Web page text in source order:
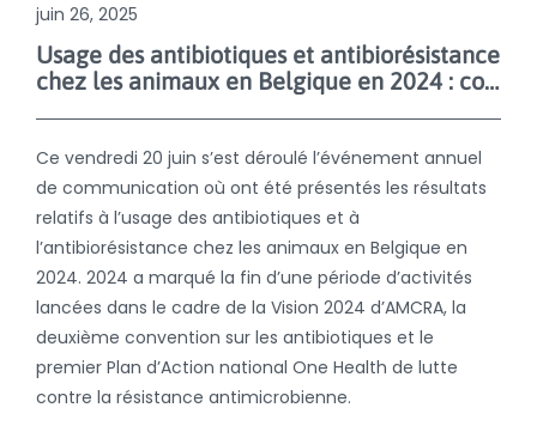
juin 26, 2025
Usage des antibiotiques et antibiorésistance
chez les animaux en Belgique en 2024 : coup d’œil sur les résultats
Ce vendredi 20 juin s’est déroulé l’événement annuel
de communication où ont été présentés les résultats
relatifs à l’usage des antibiotiques et à
l’antibiorésistance chez les animaux en Belgique en
2024. 2024 a marqué la fin d’une période d’activités
lancées dans le cadre de la Vision 2024 d’AMCRA, la
deuxième convention sur les antibiotiques et le
premier Plan d’Action national One Health de lutte
contre la résistance antimicrobienne.